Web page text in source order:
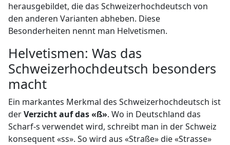
herausgebildet, die das Schweizerhochdeutsch von
den anderen Varianten abheben. Diese
Besonderheiten nennt man Helvetismen.
Helvetismen: Was das
Schweizerhochdeutsch besonders
macht
Ein markantes Merkmal des Schweizerhochdeutsch ist
derVerzicht auf das «ß». Wo in Deutschland das
Scharf-s verwendet wird, schreibt man in der Schweiz
konsequent «ss». So wird aus «Straße» die «Strasse»